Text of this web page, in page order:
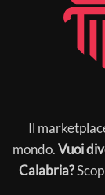
Il
mondo.Vuoi
Calabria?